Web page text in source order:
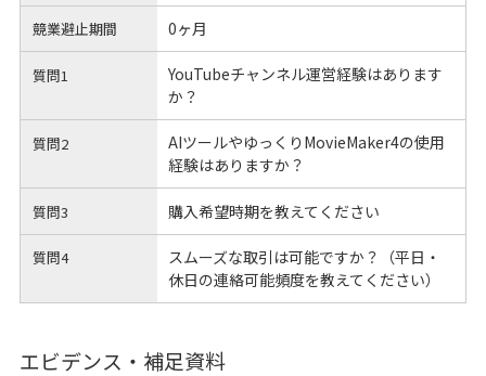
競業避止期間 0ヶ月
質問1
YouTubeチャンネル運営経験はあります
か？
質問2
AIツールやゆっくりMovieMaker4の使用
経験はありますか？
質問3 購入希望時期を教えてください
質問4
スムーズな取引は可能ですか？（平日・
休日の連絡可能頻度を教えてください）
エビデンス・補足資料